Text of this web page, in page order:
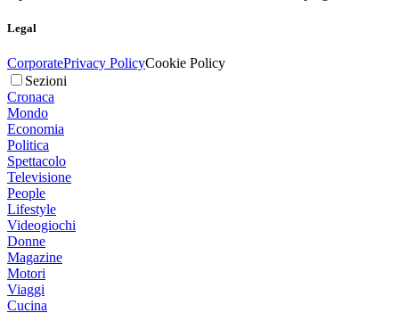
Legal
CorporatePrivacy PolicyCookie Policy
Sezioni
Cronaca
Mondo
Economia
Politica
Spettacolo
Televisione
People
Lifestyle
Videogiochi
Donne
Magazine
Motori
Viaggi
Cucina